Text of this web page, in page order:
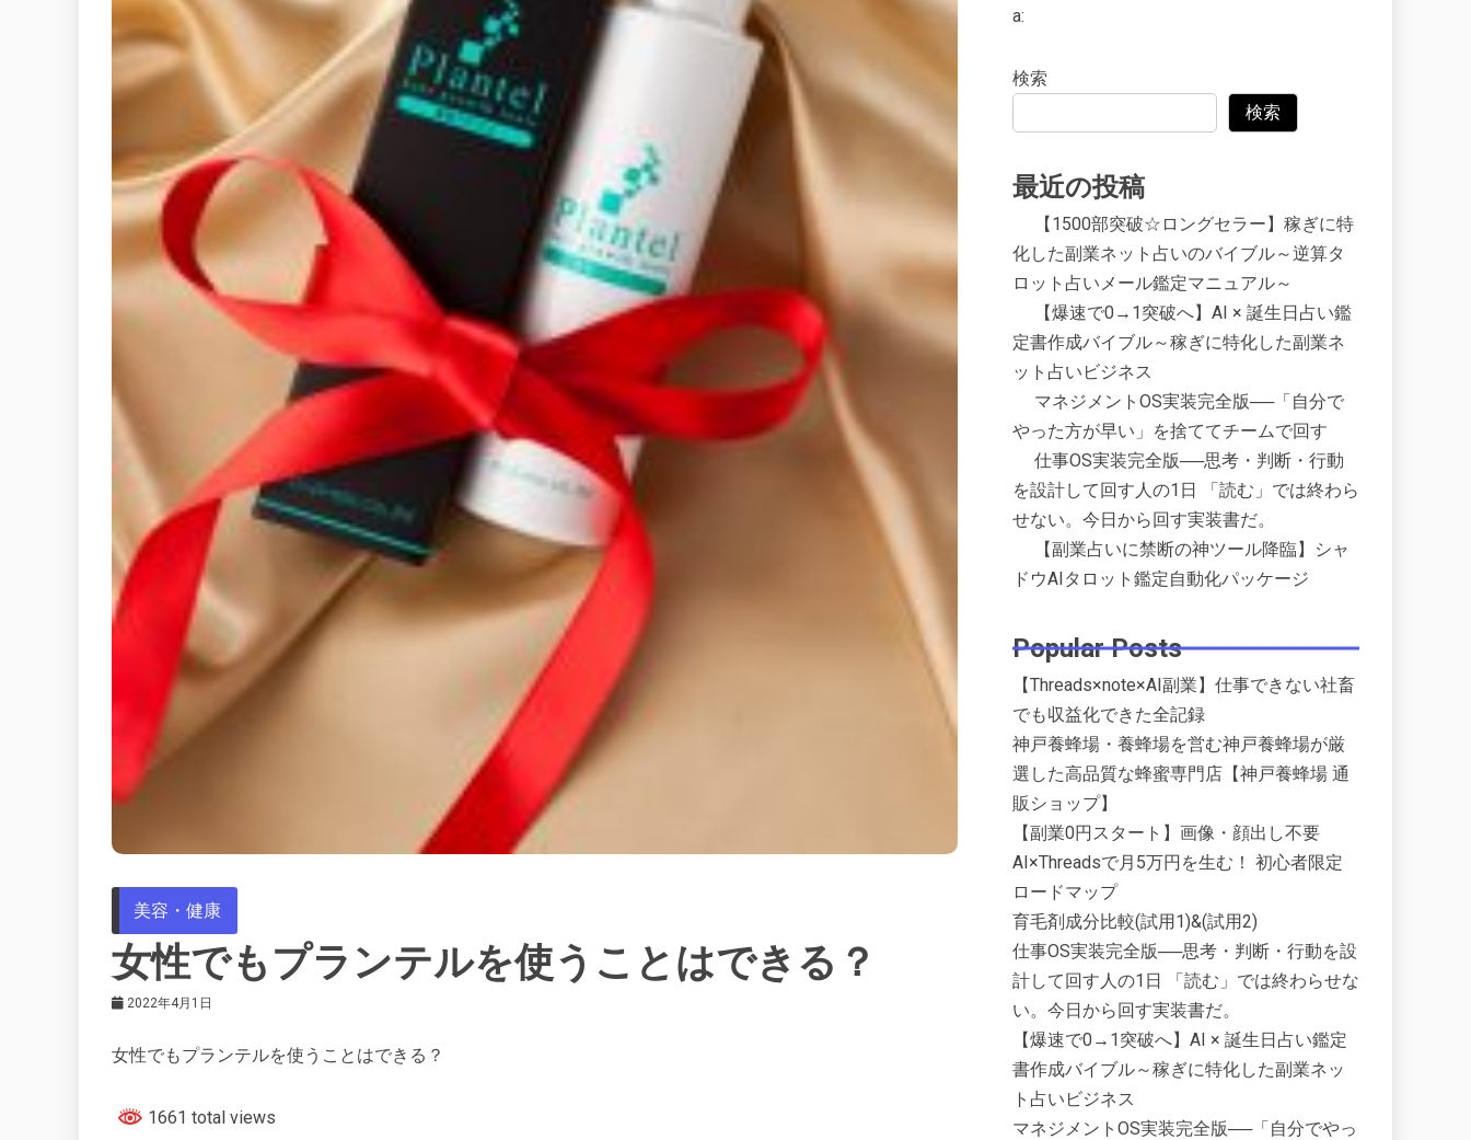
美容・健康
女性でもプランテルを使うことはできる？
2022年4月1日
女性でもプランテルを使うことはできる？
1661 total views
a:
検索
検索
最近の投稿
【1500部突破☆ロングセラー】稼ぎに特
化した副業ネット占いのバイブル～逆算タ
ロット占いメール鑑定マニュアル～
【爆速で0→1突破へ】AI × 誕生日占い鑑
定書作成バイブル～稼ぎに特化した副業ネ
ット占いビジネス
マネジメントOS実装完全版──「自分で
やった方が早い」を捨ててチームで回す
仕事OS実装完全版──思考・判断・行動
を設計して回す人の1日 「読む」では終わら
せない。今日から回す実装書だ。
【副業占いに禁断の神ツール降臨】シャ
ドウAIタロット鑑定自動化パッケージ
Popular Posts
【Threads×note×AI副業】仕事できない社畜
でも収益化できた全記録
神戸養蜂場・養蜂場を営む神戸養蜂場が厳
選した高品質な蜂蜜専門店【神戸養蜂場 通
販ショップ】
【副業0円スタート】画像・顔出し不要
AI×Threadsで月5万円を生む！ 初心者限定
ロードマップ
育毛剤成分比較(試用1)&(試用2)
仕事OS実装完全版──思考・判断・行動を設
計して回す人の1日 「読む」では終わらせな
い。今日から回す実装書だ。
【爆速で0→1突破へ】AI × 誕生日占い鑑定
書作成バイブル～稼ぎに特化した副業ネッ
ト占いビジネス
マネジメントOS実装完全版──「自分でやっ